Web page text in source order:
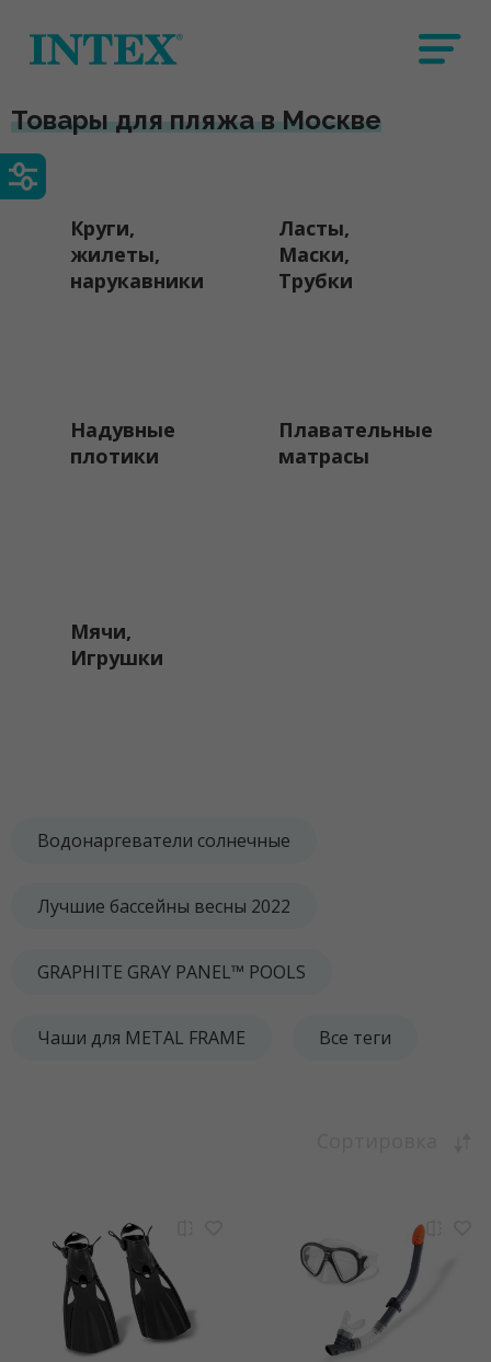
Товары для пляжа в Москве
Круги,
жилеты,
нарукавники
Ласты,
Маски,
Трубки
Надувные
плотики
Плавательные
матрасы
Мячи,
Игрушки
Водонаргеватели солнечные
Лучшие бассейны весны 2022
GRAPHITE GRAY PANEL™ POOLS
Чаши для METAL FRAME Все теги